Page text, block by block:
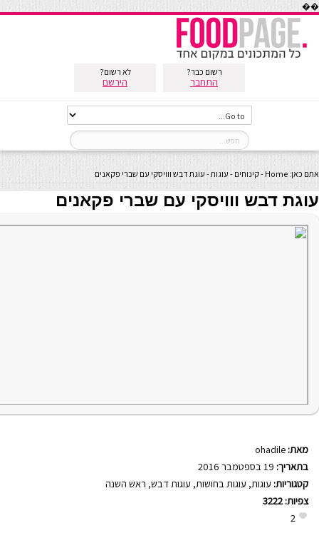
��
רשום כבר?
התחבר
לא רשום?
הירשם
אתם כאן: Home
-קינוחים - עוגות- עוגת דבש ווויסקי עם שברי פקאנים
עוגת דבש ווויסקי עם שברי פקאנים
מאת: ohadile
בתאריך:
קטגוריות: עוגות, עוגות בחושות, עוגות דבש, ראש השנה
צפיות: 3222
2